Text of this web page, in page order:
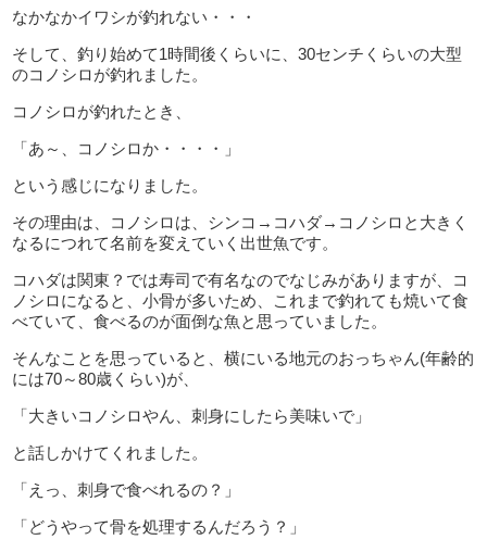
なかなかイワシが釣れない・・・
そして、釣り始めて1時間後くらいに、30センチくらいの大型
のコノシロが釣れました。
コノシロが釣れたとき、
「あ～、コノシロか・・・・」
という感じになりました。
その理由は、コノシロは、シンコ→コハダ→コノシロと大きく
なるにつれて名前を変えていく出世魚です。
コハダは関東？では寿司で有名なのでなじみがありますが、コ
ノシロになると、小骨が多いため、これまで釣れても焼いて食
べていて、食べるのが面倒な魚と思っていました。
そんなことを思っていると、横にいる地元のおっちゃん(年齢的
には70～80歳くらい)が、
「大きいコノシロやん、刺身にしたら美味いで」
と話しかけてくれました。
「えっ、刺身で食べれるの？」
「どうやって骨を処理するんだろう？」